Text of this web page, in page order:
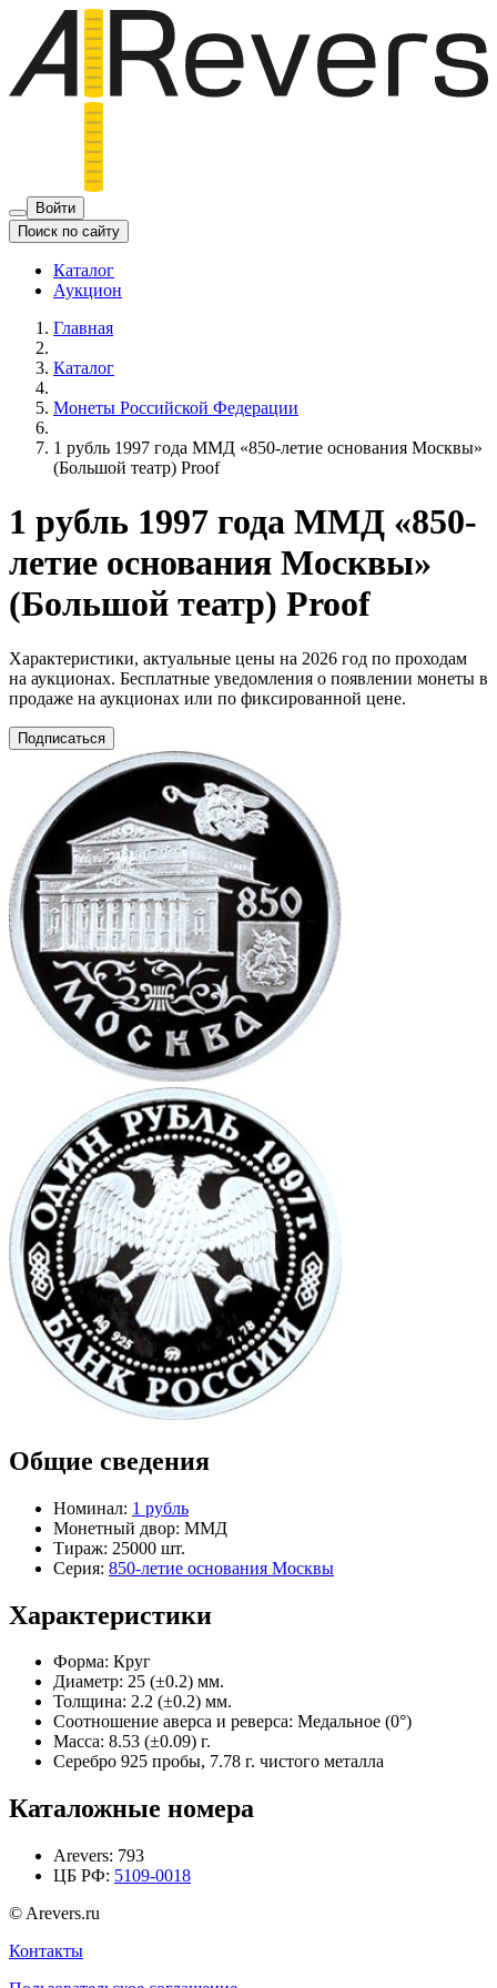
Войти
Поиск по сайту
Каталог
Аукцион
Главная
Каталог
Монеты Российской Федерации
1 рубль 1997 года ММД «850-летие основания Москвы»
(Большой театр) Proof
1 рубль 1997 года ММД «850-
летие основания Москвы»
(Большой театр) Proof
Характеристики, актуальные цены на 2026 год по проходам
на аукционах. Бесплатные уведомления о появлении монеты в
продаже на аукционах или по фиксированной цене.
Подписаться
Общие сведения
Номинал: 1 рубль
Монетный двор: ММД
Тираж: 25000 шт.
Серия: 850-летие основания Москвы
Характеристики
Форма: Круг
Диаметр: 25 (±0.2) мм.
Толщина: 2.2 (±0.2) мм.
Соотношение аверса и реверса: Медальное (0°)
Масса: 8.53 (±0.09) г.
Серебро 925 пробы, 7.78 г. чистого металла
Каталожные номера
Arevers: 793
ЦБ РФ: 5109-0018
© Arevers.ru
Контакты